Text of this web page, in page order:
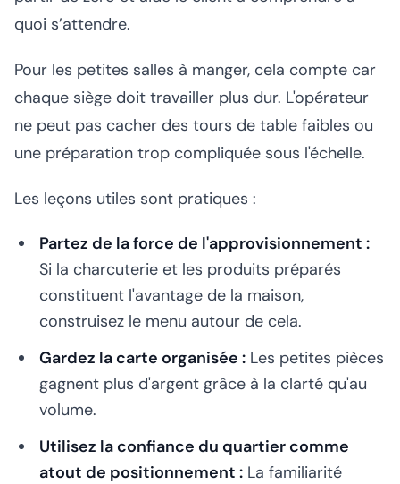
quoi s’attendre.
Pour les petites salles à manger, cela compte car
chaque siège doit travailler plus dur. L'opérateur
ne peut pas cacher des tours de table faibles ou
une préparation trop compliquée sous l'échelle.
Les leçons utiles sont pratiques :
Partez de la force de l'approvisionnement :
Si la charcuterie et les produits préparés
constituent l'avantage de la maison,
construisez le menu autour de cela.
Gardez la carte organisée : Les petites pièces
gagnent plus d'argent grâce à la clarté qu'au
volume.
Utilisez la confiance du quartier comme
atout de positionnement : La familiarité